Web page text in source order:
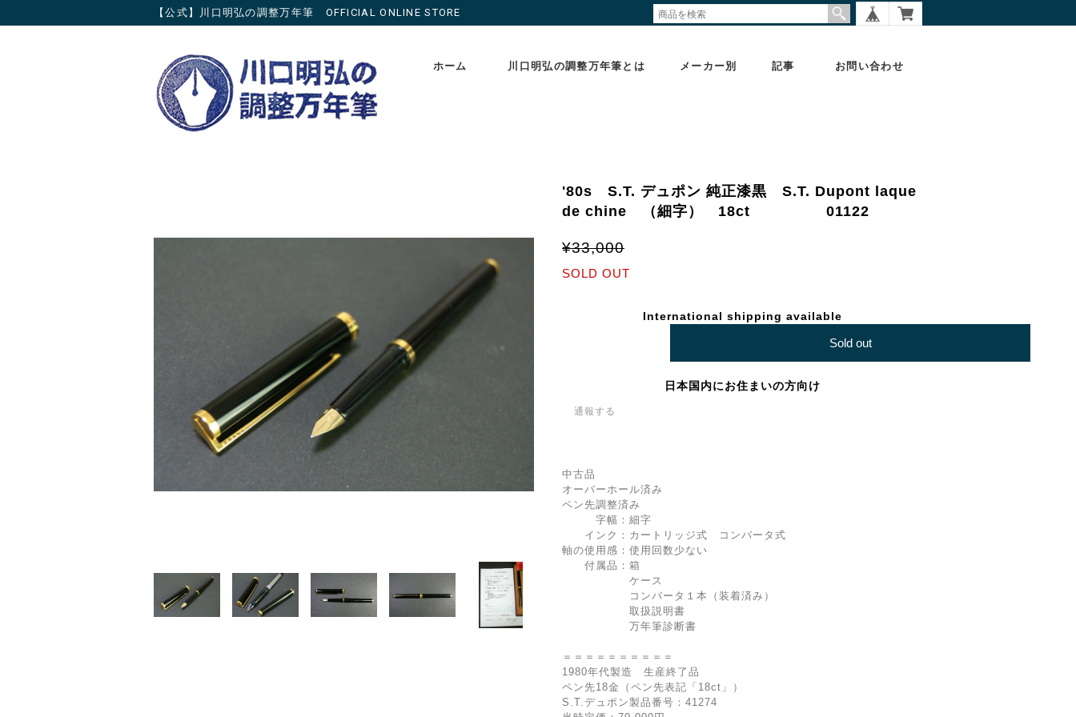
【公式】川口明弘の調整万年筆 OFFICIAL ONLINE STORE
ホーム 川口明弘の調整万年筆とは メーカー別 記事 お問い合わせ
'80s S.T. デュポン 純正漆黒 S.T. Dupont laque
de chine （細字） 18ct 01122
¥33,000
SOLD OUT
International shipping available
Sold out
日本国内にお住まいの方向け
通報する
中古品
オーバーホール済み
ペン先調整済み
字幅：細字
インク：カートリッジ式 コンバータ式
軸の使用感：使用回数少ない
付属品：箱
ケース
コンバータ１本（装着済み）
取扱説明書
万年筆診断書
＝＝＝＝＝＝＝＝＝＝
1980年代製造 生産終了品
ペン先18金（ペン先表記「18ct」）
S.T.デュポン製品番号：41274